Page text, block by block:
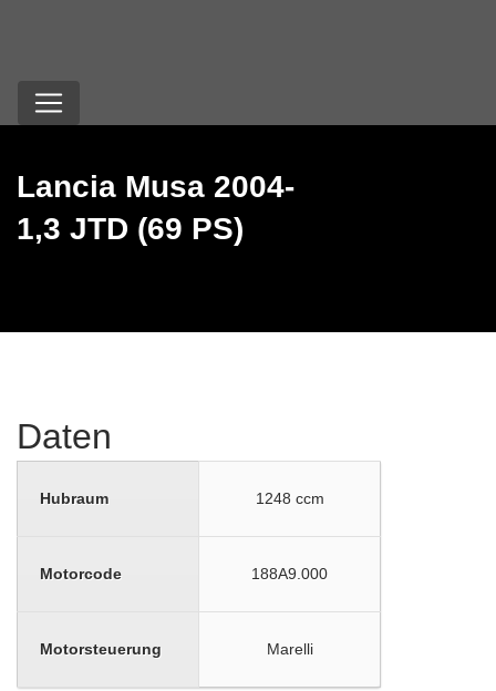
Lancia Musa 2004-
1,3 JTD (69 PS)
Daten
Hubraum 1248 ccm
Motorcode 188A9.000
Motorsteuerung Marelli